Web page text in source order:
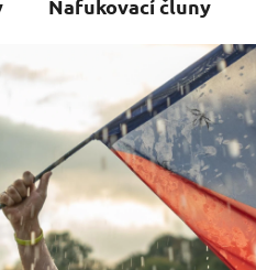
Nafukovací čluny